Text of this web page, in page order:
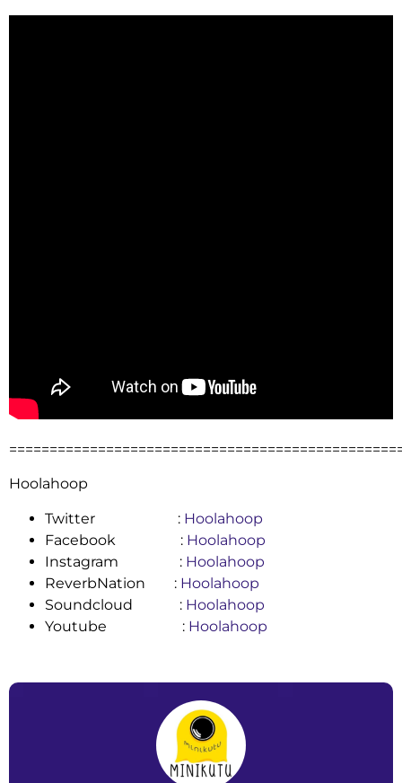
Hoolahoop
Twitter : Hoolahoop
Facebook : Hoolahoop
Instagram : Hoolahoop
ReverbNation : Hoolahoop
Soundcloud : Hoolahoop
Youtube : Hoolahoop